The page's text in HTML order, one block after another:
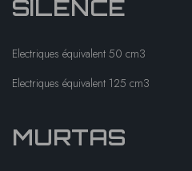
SILENCE
Electriques équivalent 50 cm3
Electriques équivalent 125 cm3
MURTAS